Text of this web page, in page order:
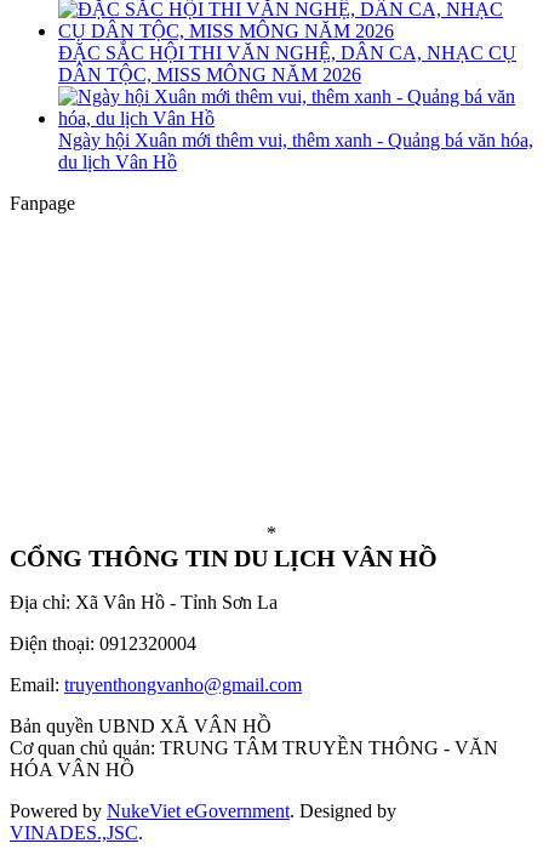
ĐẶC SẮC HỘI THI VĂN NGHỆ, DÂN CA, NHẠC CỤ
DÂN TỘC, MISS MÔNG NĂM 2026
Ngày hội Xuân mới thêm vui, thêm xanh - Quảng bá văn hóa,
du lịch Vân Hồ
Fanpage
*
CỔNG THÔNG TIN DU LỊCH VÂN HỒ
Địa chỉ: Xã Vân Hồ - Tỉnh Sơn La
Điện thoại: 0912320004
Email: truyenthongvanho@gmail.com
Bản quyền UBND XÃ VÂN HỒ
Cơ quan chủ quản: TRUNG TÂM TRUYỀN THÔNG - VĂN
HÓA VÂN HỒ
Powered by NukeViet eGovernment. Designed by
VINADES.,JSC.